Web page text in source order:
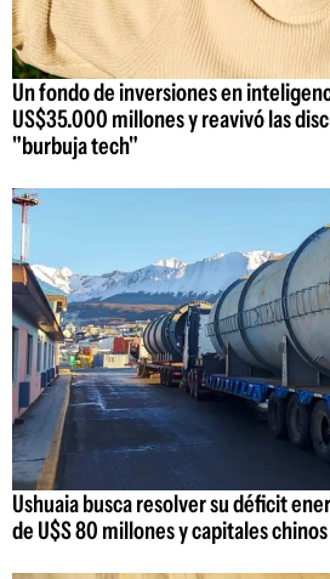
Un fondo de inversiones en
US$35.000 millones y reavivó las
"burbuja tech"
Ushuaia busca resolver su déficit
de U$S 80 millones y capitales chinos